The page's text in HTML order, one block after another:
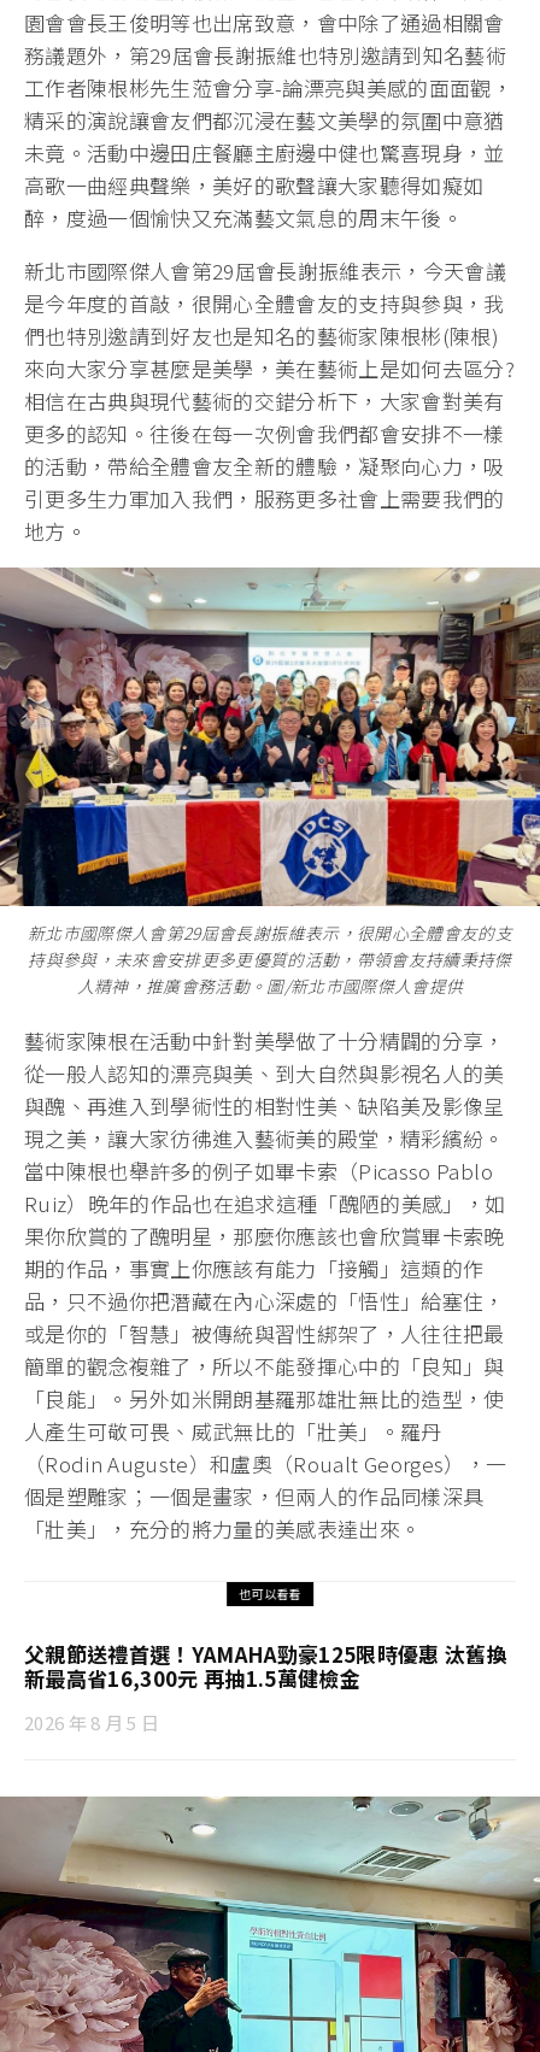
園會會長王俊明等也出席致意，會中除了通過相關會
務議題外，第29屆會長謝振維也特別邀請到知名藝術
工作者陳根彬先生蒞會分享-論漂亮與美感的面面觀，
精采的演說讓會友們都沉浸在藝文美學的氛圍中意猶
未竟。活動中邊田庄餐廳主廚邊中健也驚喜現身，並
高歌一曲經典聲樂，美好的歌聲讓大家聽得如癡如
醉，度過一個愉快又充滿藝文氣息的周末午後。
新北市國際傑人會第29屆會長謝振維表示，今天會議
是今年度的首敲，很開心全體會友的支持與參與，我
們也特別邀請到好友也是知名的藝術家陳根彬(陳根)
來向大家分享甚麼是美學，美在藝術上是如何去區分?
相信在古典與現代藝術的交錯分析下，大家會對美有
更多的認知。往後在每一次例會我們都會安排不一樣
的活動，帶給全體會友全新的體驗，凝聚向心力，吸
引更多生力軍加入我們，服務更多社會上需要我們的
地方。
新北市國際傑人會第29屆會長謝振維表示，很開心全體會友的支
持與參與，未來會安排更多更優質的活動，帶領會友持續秉持傑
人精神，推廣會務活動。圖/新北市國際傑人會提供
藝術家陳根在活動中針對美學做了十分精闢的分享，
從一般人認知的漂亮與美、到大自然與影視名人的美
與醜、再進入到學術性的相對性美、缺陷美及影像呈
現之美，讓大家彷彿進入藝術美的殿堂，精彩繽紛。
當中陳根也舉許多的例子如畢卡索（Picasso Pablo
Ruiz）晚年的作品也在追求這種「醜陋的美感」，如
果你欣賞的了醜明星，那麼你應該也會欣賞畢卡索晚
期的作品，事實上你應該有能力「接觸」這類的作
品，只不過你把潛藏在內心深處的「悟性」給塞住，
或是你的「智慧」被傳統與習性綁架了，人往往把最
簡單的觀念複雜了，所以不能發揮心中的「良知」與
「良能」。另外如米開朗基羅那雄壯無比的造型，使
人產生可敬可畏、威武無比的「壯美」。羅丹
（Rodin Auguste）和盧奧（Roualt Georges），一
個是塑雕家；一個是畫家，但兩人的作品同樣深具
「壯美」，充分的將力量的美感表達出來。
也可以看看
父親節送禮首選！YAMAHA勁豪125限時優惠 汰舊換
新最高省16,300元 再抽1.5萬健檢金
2026 年 8 月 5 日